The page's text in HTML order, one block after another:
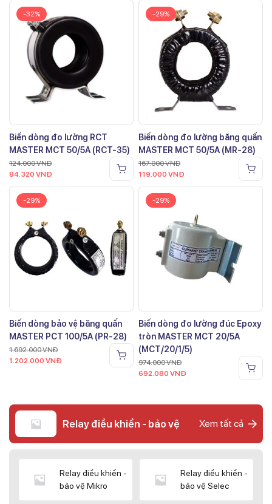
-32%
Biến dòng đo lường RCT
MASTER MCT 50/5A (RCT-35)
124.000VNĐ
84.320 VNĐ
-29%
Biến dòng đo lường băng quấn
MASTER MCT 50/5A (MR-28)
167.000VNĐ
119.000 VNĐ
-29%
Biến dòng bảo vệ băng quấn
MASTER PCT 100/5A (PR-28)
1.692.000VNĐ
1.202.000 VNĐ
-29%
Biến dòng đo lường đúc Epoxy
tròn MASTER MCT 20/5A
(MCT/20/1/5)
974.000VNĐ
692.080 VNĐ
Relay điều khiển - bảo vệ Xem tất cả
Relay điều khiển -
bảo vệ Mikro
Relay điều khiển -
bảo vệ Selec